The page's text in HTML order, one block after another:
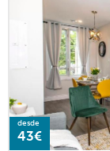
desde
43€